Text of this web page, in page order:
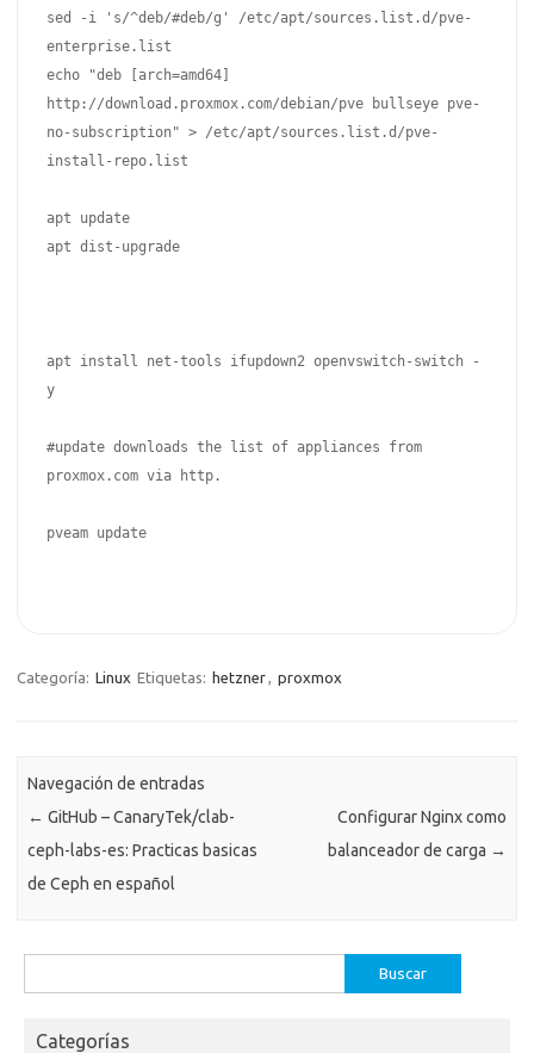
sed -i 's/^deb/#deb/g' /etc/apt/sources.list.d/pve-
enterprise.list
echo "deb [arch=amd64]
http://download.proxmox.com/debian/pve bullseye pve-
no-subscription" > /etc/apt/sources.list.d/pve-
install-repo.list
apt update
apt dist-upgrade
apt install net-tools ifupdown2 openvswitch-switch -
y
#update downloads the list of appliances from
proxmox.com via http.
pveam update
Categoría: Linux Etiquetas: hetzner, proxmox
Navegación de entradas
← GitHub – CanaryTek/clab-
ceph-labs-es: Practicas basicas
de Ceph en español
Configurar Nginx como
balanceador de carga →
Categorías